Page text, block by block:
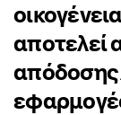
αποτελεί
απόδοσης